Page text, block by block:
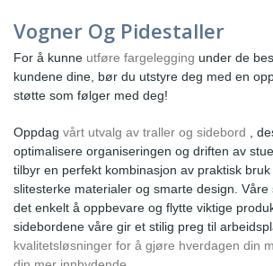
Vogner Og Pidestaller
For å kunne utføre fargelegging under de
kundene dine, bør du utstyre deg med en
støtte som følger med deg!
Oppdag vårt utvalg av traller og sidebord ,
optimalisere organiseringen og driften av
tilbyr en perfekt kombinasjon av praktisk
slitesterke materialer og smarte design.
det enkelt å oppbevare og flytte viktige
sidebordene våre gir et stilig preg til
kvalitetsløsninger for å gjøre hverdagen din